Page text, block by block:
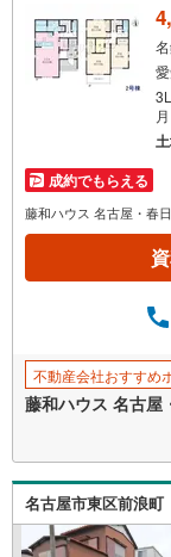
成約でもらえる
藤和ハウス 名古屋・春
不動産会社おすすめ
藤和ハウス 名古屋
名古屋市東区前浪町